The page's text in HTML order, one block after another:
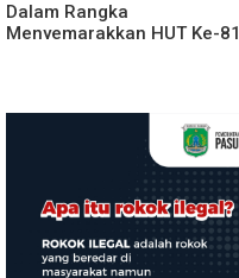
Dalam Rangka
Menyemarakkan HUT Ke-81